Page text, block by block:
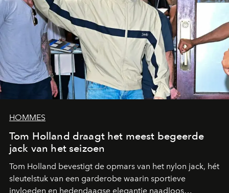
HOMMES
Tom Holland draagt het meest begeerde
jack van het seizoen
Tom Holland bevestigt de opmars van het nylon jack, hét
sleutelstuk van een garderobe waarin sportieve
invloeden en hedendaagse elegantie naadloos